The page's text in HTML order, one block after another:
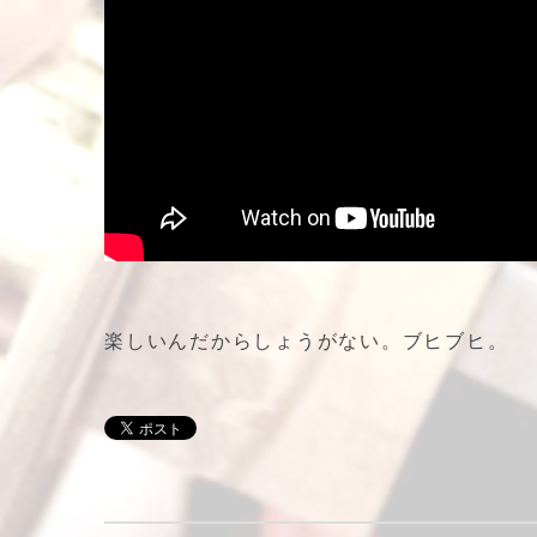
楽しいんだからしょうがない。ブヒブヒ。